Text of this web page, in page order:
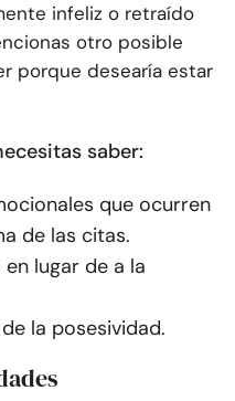
infeliz o retraído
otro posible
porque desearía estar
saber:
que ocurren
de las citas.
lugar de a la
la posesividad.